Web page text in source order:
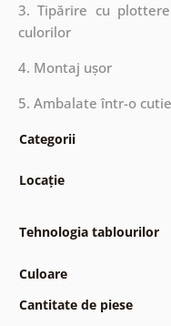
3. Tipărire cu
culorilor
4. Montaj ușor
5. Ambalate într-o
Categorii
Locație
Tehnologia tablourilor
Culoare
Cantitate de piese